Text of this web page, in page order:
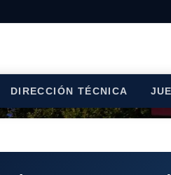
DIRECCIÓN TÉCNICA